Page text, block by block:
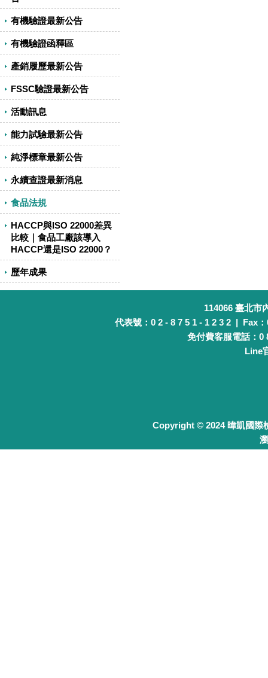
有機驗證最新公告
有機驗證函釋區
產銷履歷最新公告
FSSC驗證最新公告
活動訊息
能力試驗最新公告
純淨標章最新公告
永續查證最新消息
食品法規
HACCP與ISO 22000差異
比較｜食品工廠該導入
HACCP還是ISO 22000？
歷年成果
114066 臺北市
代表號：0 2 - 8 7 5 1 - 1 2 3 2 | Fax
免付費客服電話：0
Line
Copyright © 2024 暐凱國際